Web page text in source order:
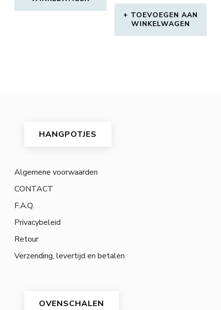
TOEVOEGEN AAN
WINKELWAGEN
HANGPOTJES
Algemene voorwaarden
CONTACT
F.A.Q.
Privacybeleid
Retour
Verzending, levertijd en betalen
OVENSCHALEN